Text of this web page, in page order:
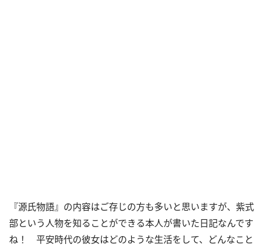
『源氏物語』の内容はご存じの方も多いと思いますが、紫式
部という人物を知ることができる本人が書いた日記なんです
ね！ 平安時代の彼女はどのような生活をして、どんなこと